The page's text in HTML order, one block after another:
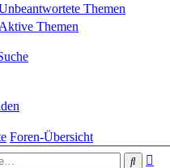
Themen
Aktive Themen
Foren-Übersicht
Suche